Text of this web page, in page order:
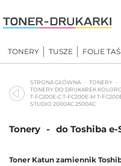
to
content
TONERY TUSZE FOLIE
STRONA GŁÓWNA
TONERY
TONERY DO DRUKAREK
T-FC200E-C T-FC200E-M T-
STUDIO 2000AC 2500AC
Tonery - do Toshiba
Toner Katun zamiennik